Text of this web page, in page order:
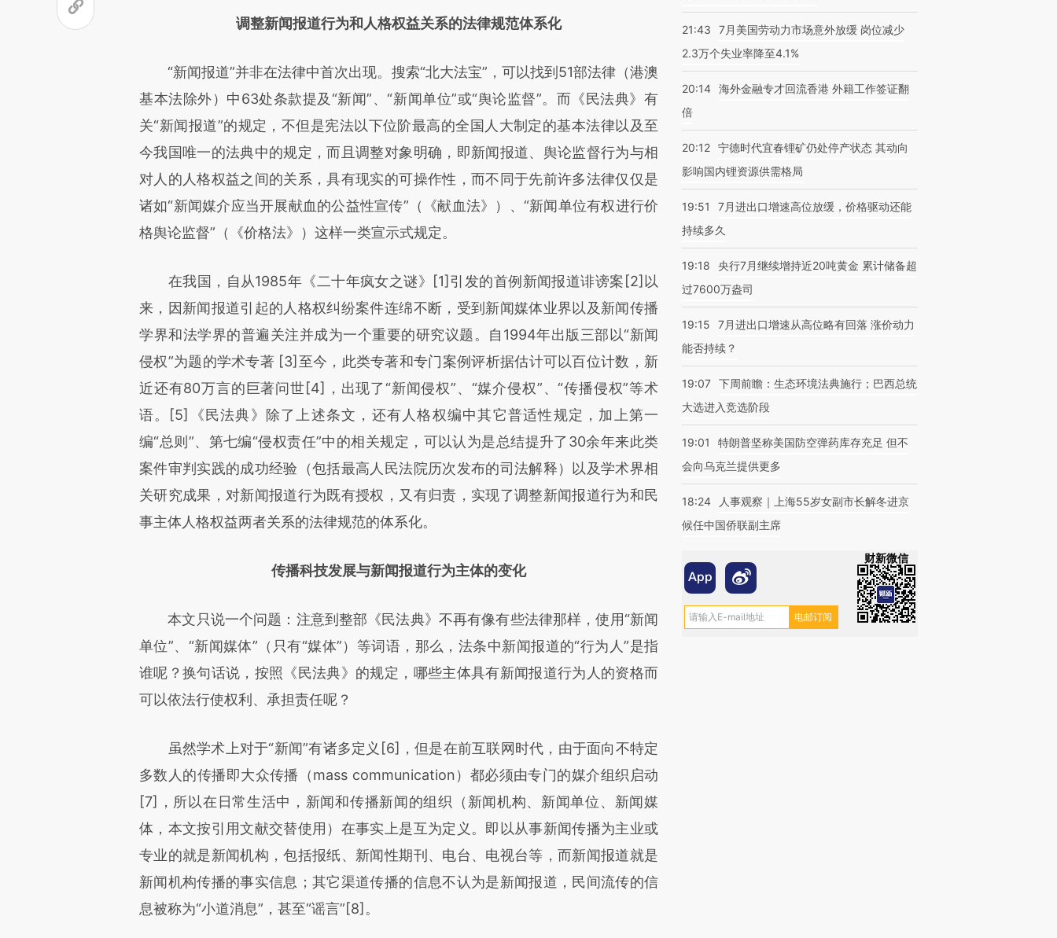
调整新闻报道行为和人格权益关系的法律规范体系化
“新闻报道”并非在法律中首次出现。搜索“北大法宝”，可以找到51部法律（港澳
基本法除外）中63处条款提及“新闻”、“新闻单位”或“舆论监督”。而《民法典》有
关“新闻报道”的规定，不但是宪法以下位阶最高的全国人大制定的基本法律以及至
今我国唯一的法典中的规定，而且调整对象明确，即新闻报道、舆论监督行为与相
对人的人格权益之间的关系，具有现实的可操作性，而不同于先前许多法律仅仅是
诸如“新闻媒介应当开展献血的公益性宣传”（《献血法》）、“新闻单位有权进行价
格舆论监督”（《价格法》）这样一类宣示式规定。
在我国，自从1985年《二十年疯女之谜》[1]引发的首例新闻报道诽谤案[2]以
来，因新闻报道引起的人格权纠纷案件连绵不断，受到新闻媒体业界以及新闻传播
学界和法学界的普遍关注并成为一个重要的研究议题。自1994年出版三部以“新闻
侵权”为题的学术专著 [3]至今，此类专著和专门案例评析据估计可以百位计数，新
近还有80万言的巨著问世[4]，出现了“新闻侵权”、“媒介侵权”、“传播侵权”等术
语。[5]《民法典》除了上述条文，还有人格权编中其它普适性规定，加上第一
编“总则”、第七编“侵权责任”中的相关规定，可以认为是总结提升了30余年来此类
案件审判实践的成功经验（包括最高人民法院历次发布的司法解释）以及学术界相
关研究成果，对新闻报道行为既有授权，又有归责，实现了调整新闻报道行为和民
事主体人格权益两者关系的法律规范的体系化。
传播科技发展与新闻报道行为主体的变化
本文只说一个问题：注意到整部《民法典》不再有像有些法律那样，使用“新闻
单位”、“新闻媒体”（只有“媒体”）等词语，那么，法条中新闻报道的“行为人”是指
谁呢？换句话说，按照《民法典》的规定，哪些主体具有新闻报道行为人的资格而
可以依法行使权利、承担责任呢？
虽然学术上对于“新闻”有诸多定义[6]，但是在前互联网时代，由于面向不特定
多数人的传播即大众传播（mass communication）都必须由专门的媒介组织启动
[7]，所以在日常生活中，新闻和传播新闻的组织（新闻机构、新闻单位、新闻媒
体，本文按引用文献交替使用）在事实上是互为定义。即以从事新闻传播为主业或
专业的就是新闻机构，包括报纸、新闻性期刊、电台、电视台等，而新闻报道就是
新闻机构传播的事实信息；其它渠道传播的信息不认为是新闻报道，民间流传的信
息被称为“小道消息”，甚至“谣言”[8]。
21:43
7月美国劳动力市场意外放缓 岗位减少
2.3万个失业率降至4.1%
20:14 海外金融专才回流香港 外籍工作签证翻
倍
20:12 宁德时代宜春锂矿仍处停产状态 其动向
影响国内锂资源供需格局
19:51
7月进出口增速高位放缓，价格驱动还能
持续多久
19:18
央行7月继续增持近20吨黄金 累计储备超
过7600万盎司
19:15
7月进出口增速从高位略有回落 涨价动力
能否持续？
19:07 下周前瞻：生态环境法典施行；巴西总统
大选进入竞选阶段
19:01
特朗普坚称美国防空弹药库存充足 但不
会向乌克兰提供更多
18:24
人事观察｜上海55岁女副市长解冬进京
候任中国侨联副主席
财新微信